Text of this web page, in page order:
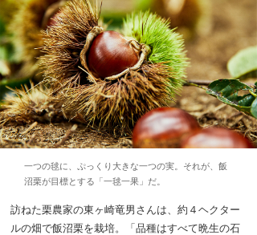
一つの毬に、ぷっくり大きな一つの実。それが、飯
沼栗が目標とする「一毬一果」だ。
訪ねた栗農家の東ヶ崎竜男さんは、約４ヘクター
ルの畑で飯沼栗を栽培。「品種はすべて晩生の石